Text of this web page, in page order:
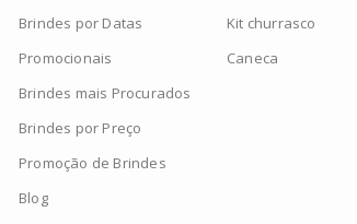
Brindes por Datas
Promocionais
Brindes mais Procurados
Brindes por Preço
Promoção de Brindes
Blog
Kit churrasco
Caneca